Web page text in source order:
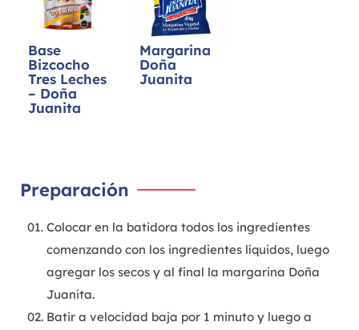
Base
Bizcocho
Tres Leches
– Doña
Juanita
Margarina
Doña
Juanita
Preparación
Colocar en la batidora todos los ingredientes
comenzando con los ingredientes líquidos, luego
agregar los secos y al final la margarina Doña
Juanita.
Batir a velocidad baja por 1 minuto y luego a